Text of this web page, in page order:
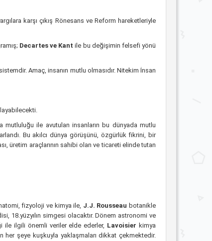
karşı çıkış Rönesans ve Reform hareketleriyle
Decartes ve Kantile bu değişimin felsefi yönü
Amaç, insanın mutlu olmasıdır. Nitekim İnsan
mutluluğu ile avutulan insanların bu dünyada mutlu
Bu akılcı dünya görüşünü, özgürlük fikrini, bir
üretim araçlarının sahibi olan ve ticareti elinde tutan
fizyoloji ve kimya ile, J.J. Rousseau botanikle
18.yüzyılın simgesi olacaktır. Dönem astronomi ve
ile ilgili önemli veriler elde ederler, Lavoisier kimya
şeye kuşkuyla yaklaşmaları dikkat çekmektedir.